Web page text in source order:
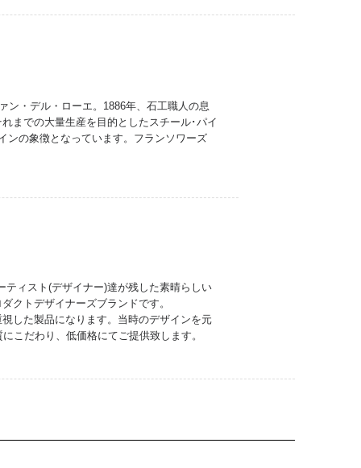
ン・デル・ローエ。1886年、石工職人の息
までの大量生産を目的としたスチール･パイ
ンの象徴となっています。フランソワーズ
ィスト(デザイナー)達が残した素晴らしい
クトデザイナーズブランドです。
した製品になります。当時のデザインを元
こだわり、低価格にてご提供致します。